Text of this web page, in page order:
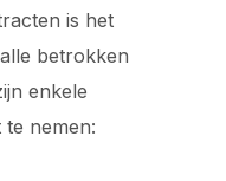
is het
betrokken
enkele
nemen: